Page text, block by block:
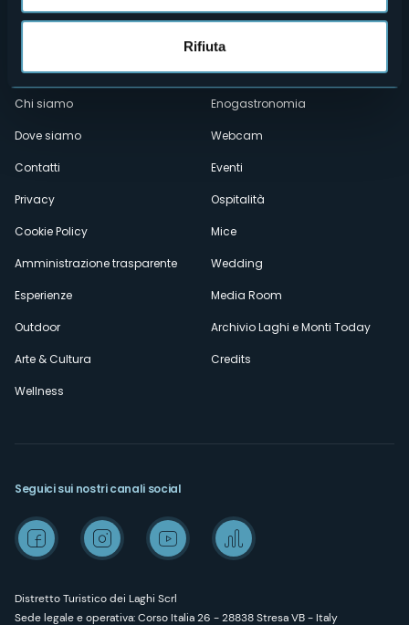
Rifiuta
Menù
secondario
Chi siamo
Dove siamo
Contatti
Privacy
Cookie Policy
Amministrazione trasparente
Esperienze
Outdoor
Arte & Cultura
Wellness
Enogastronomia
Webcam
Eventi
Ospitalità
Mice
Wedding
Media Room
Archivio Laghi e Monti Today
Credits
Distretto Turistico dei Laghi Scrl
Sede legale e operativa: Corso Italia 26 - 28838 Stresa VB - Italy
Seguici sui nostri canali social